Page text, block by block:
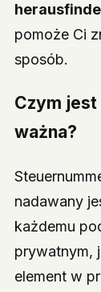
pomoże Ci
sposób.
Czym
ważna?
nadawany
każdemu
prywatnym,
element w